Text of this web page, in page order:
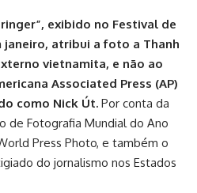
exibido no Festival de
janeiro, atribui a foto a Thanh
vietnamita, e não ao
Associated Press (AP)
como Nick Út. Por conta da
de Fotografia Mundial do Ano
Press Photo, e também o
do jornalismo nos Estados